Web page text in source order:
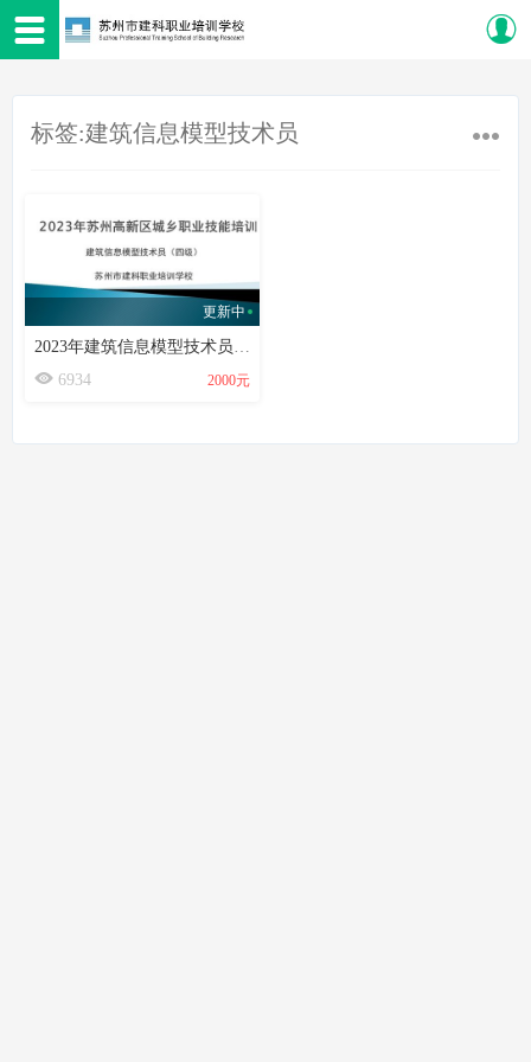
标签:建筑信息模型技术员
更新中
2023年建筑信息模型技术员（第一期）
6934
2000元